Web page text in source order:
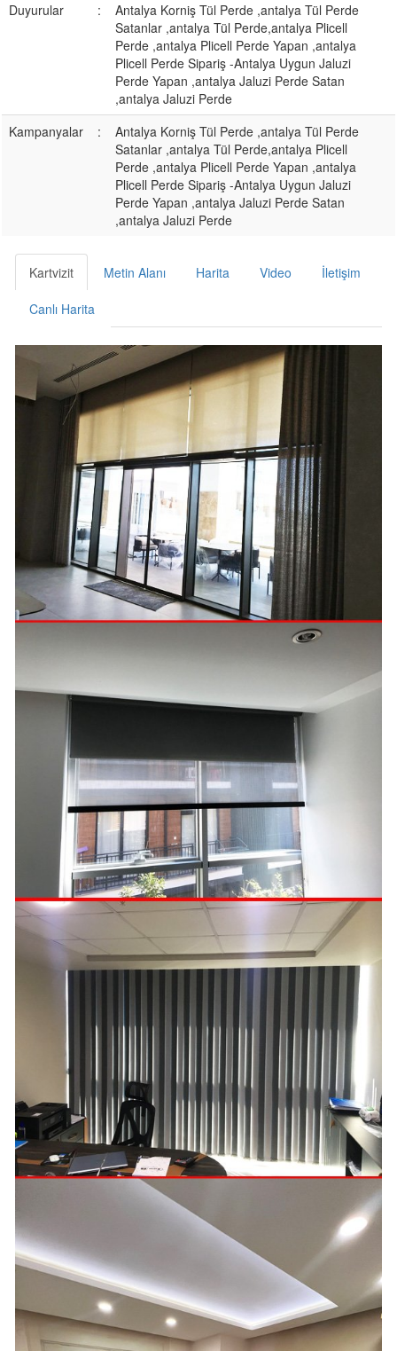
Duyurular :
Antalya Korniş Tül Perde ,antalya Tül Perde
Satanlar ,antalya Tül Perde,antalya Plicell
Perde ,antalya Plicell Perde Yapan ,antalya
Plicell Perde Sipariş -Antalya Uygun Jaluzi
Perde Yapan ,antalya Jaluzi Perde Satan
,antalya Jaluzi Perde
Kampanyalar
:
Antalya Korniş Tül Perde ,antalya Tül Perde
Satanlar ,antalya Tül Perde,antalya Plicell
Perde ,antalya Plicell Perde Yapan ,antalya
Plicell Perde Sipariş -Antalya Uygun Jaluzi
Perde Yapan ,antalya Jaluzi Perde Satan
,antalya Jaluzi Perde
Kartvizit Metin Alanı Harita Video İletişim
Canlı Harita